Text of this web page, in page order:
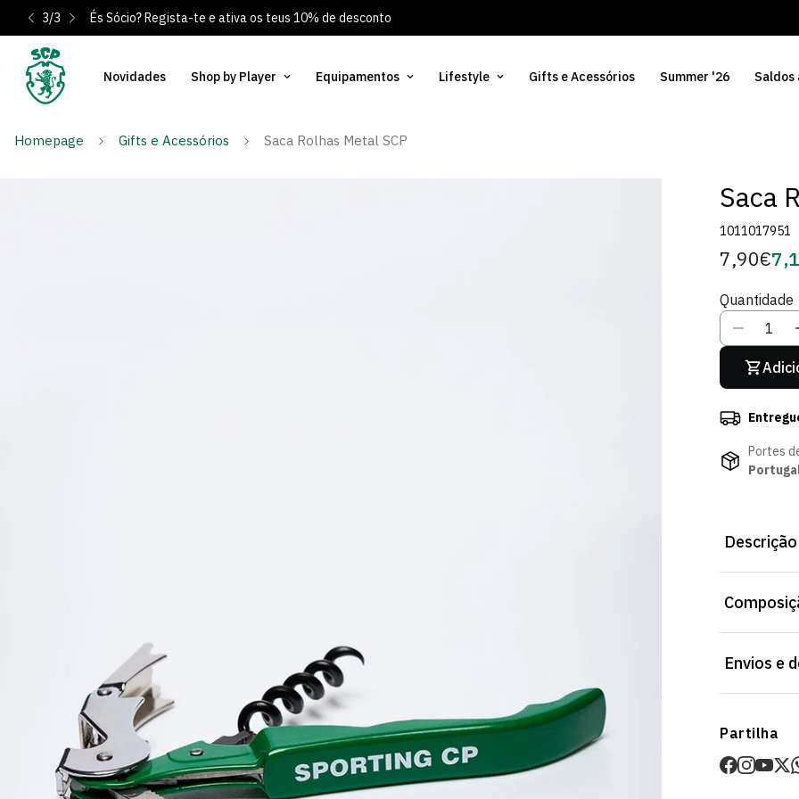
És Sócio? Regista-te e ativa os teus 10% de desconto
3/3
Novidades Shop by Player Equipamentos Lifestyle Gifts e Acessórios Summer '26 Saldos
Homepage Gifts e Acessórios Saca Rolhas Metal SCP
Saca
1011017951
Preço
7,90€
Sócio
Quantidade
Portes
Descrição
integrar em
Envios e
Prazo
O valor dos
Partilha